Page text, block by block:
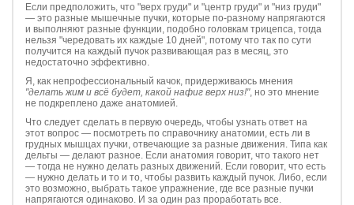
Если предположить, что "верх груди" и "центр груди" и "низ груди"
— это разные мышечные пучки, которые по-разному напрягаются
и выполняют разные функции, подобно головкам трицепса, тогда
нельзя "чередовать их каждые 10 дней", потому что так по сути
получится на каждый пучок развивающая раз в месяц, это
недостаточно эффективно.
Я, как непрофессиональный качок, придерживаюсь мнения
"делать жим и всё будет, какой нафиг верх низ!", но это мнение
не подкреплено даже анатомией.
Что следует сделать в первую очередь, чтобы узнать ответ на
этот вопрос — посмотреть по справочнику анатомии, есть ли в
грудных мышцах пучки, отвечающие за разные движения. Типа как
дельты — делают разное. Если анатомия говорит, что такого нет
— тогда не нужно делать разных движений. Если говорит, что есть
— нужно делать и то и то, чтобы развить каждый пучок. Либо, если
это возможно, выбрать такое упражнение, где все разные пучки
напрягаются одинаково. И за один раз проработать все.